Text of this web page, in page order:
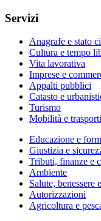
Servizi
Anagrafe e stato
Cultura e tempo
Vita lavorativa
Imprese e
Appalti pubblici
Catasto e
Turismo
Mobilità e trasporti
Educazione e
Giustizia e
Tributi, finanze e
Ambiente
Salute, benessere
Autorizzazioni
Agricoltura e